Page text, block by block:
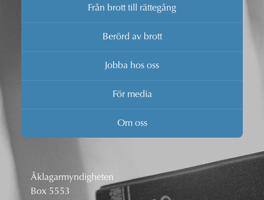
Från brott till rättegång
Berörd av brott
Jobba hos oss
För media
Om oss
Åklagarmyndigheten
Box 5553